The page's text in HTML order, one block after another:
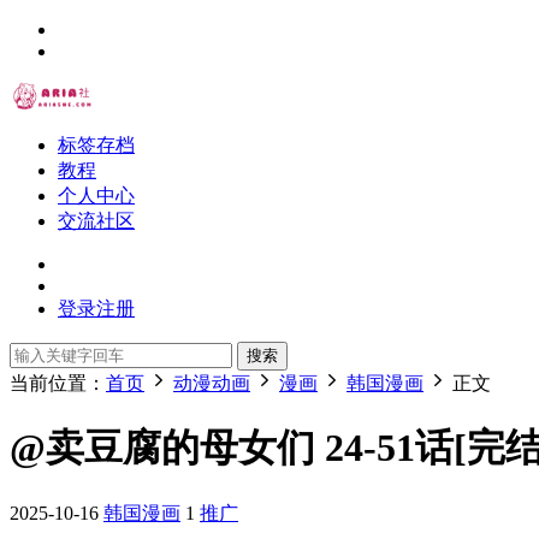
标签存档
教程
个人中心
交流社区
登录注册
搜索
当前位置： 首页 动漫动画 漫画 韩国漫画 正文
@卖豆腐的母女们 24-51话[完
2025-10-16 韩国漫画 1 推广